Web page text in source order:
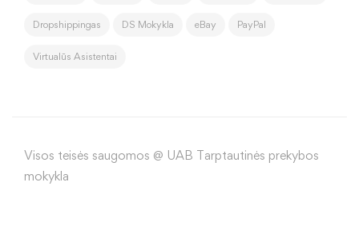
Dropshippingas DS Mokykla eBay PayPal
Virtualūs Asistentai
Visos teisės saugomos @ UAB Tarptautinės prekybos
mokykla